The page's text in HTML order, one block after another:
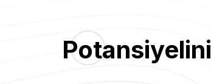
Potansiyelini